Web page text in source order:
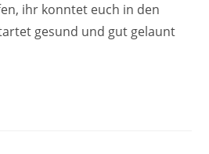
ihr konntet euch in den
gesund und gut gelaunt